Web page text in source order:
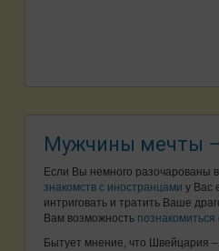
Мужчины мечты
Если Вы немного разочарованы
знакомств с иностранцами у Вас
интриговать и тратить Ваше
Вам возможность
Бытует мнение, что Швейцария –